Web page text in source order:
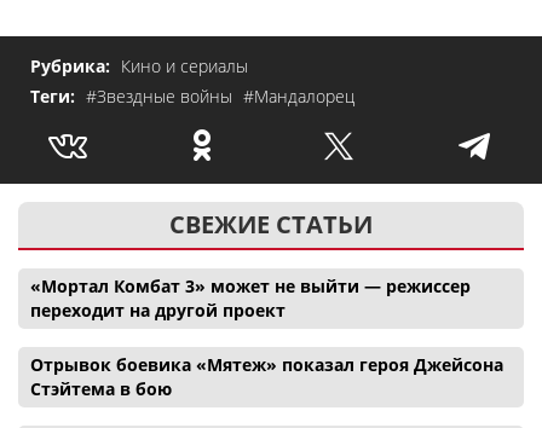
Рубрика: Кино и сериалы
Теги: #Звездные войны #Мандалорец
СВЕЖИЕ СТАТЬИ
«Мортал Комбат 3» может не выйти — режиссер
переходит на другой проект
Отрывок боевика «Мятеж» показал героя Джейсона
Стэйтема в бою